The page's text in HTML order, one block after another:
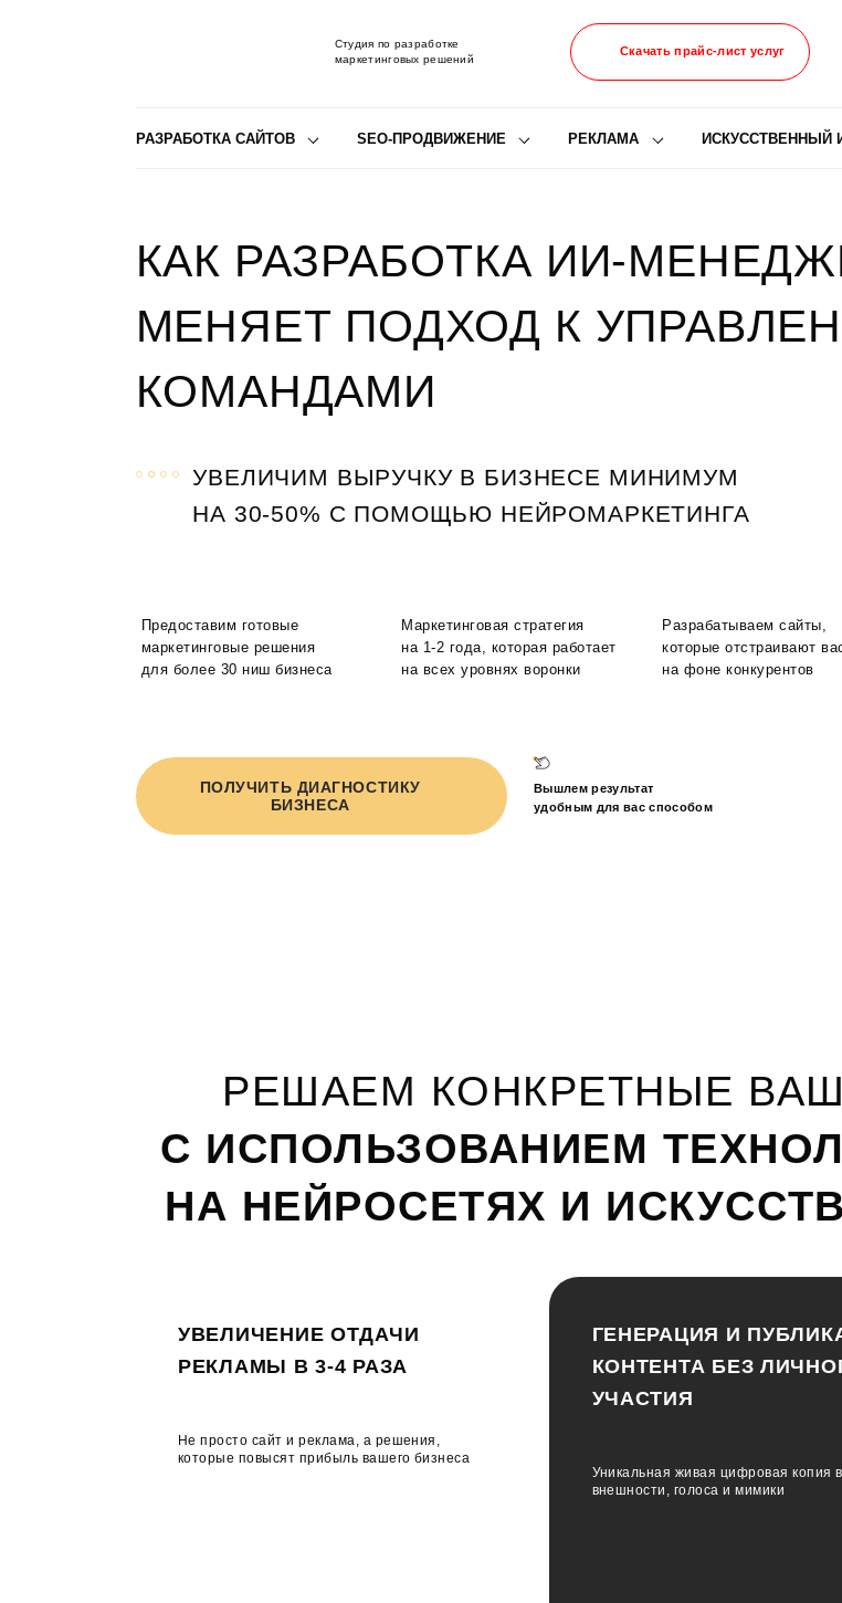
Студия по разработке
маркетинговых решений
Скачать прайс-лист услуг
РАЗРАБОТКА САЙТОВ SEO-ПРОДВИЖЕНИЕ РЕКЛАМА ИСКУССТВЕННЫЙ
КАК РАЗРАБОТКА ИИ-
МЕНЯЕТ ПОДХОД К
КОМАНДАМИ
УВЕЛИЧИМ ВЫРУЧКУ В БИЗНЕСЕ МИНИМУМ
НА 30-50% С ПОМОЩЬЮ НЕЙРОМАРКЕТИНГА
Предоставим готовые
маркетинговые решения
для более 30 ниш бизнеса
Маркетинговая стратегия
на 1-2 года, которая работает
на всех уровнях воронки
Разрабатываем сайты,
которые отстраивают
на фоне конкурентов
ПОЛУЧИТЬ ДИАГНОСТИКУ
БИЗНЕСА
Вышлем результат
удобным для вас способом
РЕШАЕМ КОНКРЕТНЫЕ
С ИСПОЛЬЗОВАНИЕМ
НА НЕЙРОСЕТЯХ И
УВЕЛИЧЕНИЕ ОТДАЧИ
РЕКЛАМЫ В 3-4 РАЗА
Не просто сайт и реклама, а решения,
которые повысят прибыль вашего бизнеса
ГЕНЕРАЦИЯ И
КОНТЕНТА БЕЗ
УЧАСТИЯ
Уникальная живая цифровая копия
внешности, голоса и мимики